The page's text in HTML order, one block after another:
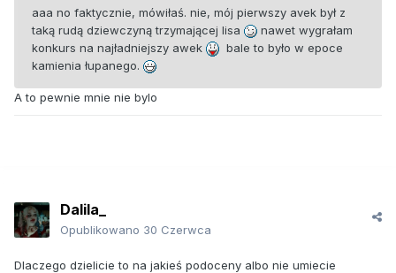
aaa no faktycznie, mówiłaś. nie, mój pierwszy avek był z
taką rudą dziewczyną trzymającej lisa
nawet wygrałam
konkurs na najładniejszy awek
bale to było w epoce
kamienia łupanego.
A to pewnie mnie nie bylo
Dalila_
Opublikowano 30 Czerwca
Dlaczego dzielicie to na jakieś podoceny albo nie umiecie